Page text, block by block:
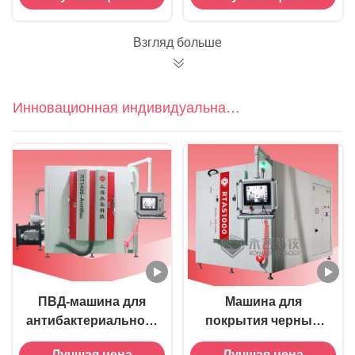
Взгляд больше
Инновационная индивидуальная
машина PVD
ПВД-машина для
антибактериального
покрытия RT1400-
Машина для
покрытия черным
DLC